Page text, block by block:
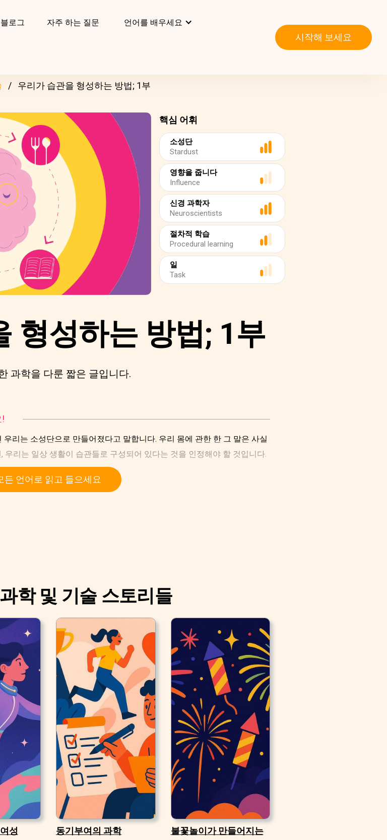
블로그 자주 하는 질문 언어를 배우세요
시작해 보세요
우리가 습관을 형성하는 방법; 1부
핵심 어휘
소성단
Stardust
영향을 줍니다
Influence
신경 과학자
Neuroscientists
절차적 학습
Procedural learning
일
Task
형성하는 방법; 1부
과학을 다룬 짧은 글입니다.
리는 소성단으로 만들어졌다고 말합니다. 우리 몸에 관한 한 그 말은 사실
리는 일상 생활이 습관들로 구성되어 있다는 것을 인정해야 할 것입니다.
든 언어로 읽고 들으세요
학 및 기술 스토리들
성 동기부여의 과학
불꽃놀이가 만들어지는